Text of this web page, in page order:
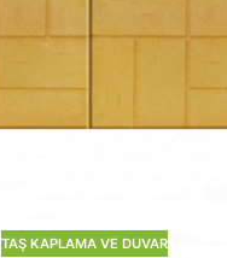
TAŞ KAPLAMA VE DUVAR